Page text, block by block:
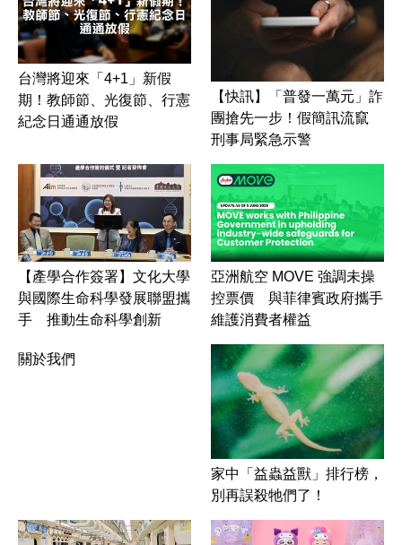
台灣將迎來「4+1」新假
期！教師節、光復節、行憲
紀念日通通放假
【快訊】「普發一萬元」詐
團搶先一步！假簡訊流竄
刑事局緊急示警
【產學合作簽署】文化大學
與國際生命科學發展聯盟攜
手 推動生命科學創新
亞洲航空 MOVE 強調未操
控票價 與菲律賓政府攜手
維護消費者權益
關於我們
家中「益蟲益獸」排行榜，
別再誤殺牠們了！